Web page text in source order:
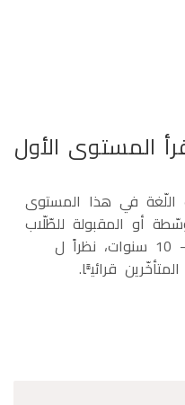
المستوى الأول
في هذا المستوى
أو المقبولة للطّلّاب
الّذين هم من الفئة العمريّة 8 – 10 سنوات، نظراً ل
قرائيًّا.